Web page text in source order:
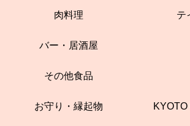
肉料理 テ
バー・居酒屋
その他食品
お守り・縁起物